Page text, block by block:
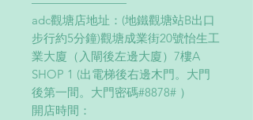
adc觀塘店地址：(地鐵觀塘站B出口
步行約5分鐘)觀塘成業街20號怡生工
業大廈（入閘後左邊大廈）7樓A
SHOP 1 (出電梯後右邊木門。大門
後第一間。大門密碼#8878# ）
開店時間：